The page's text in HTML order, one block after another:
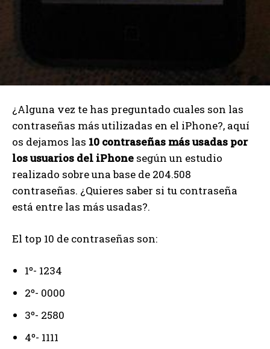
¿Alguna vez te has preguntado cuales son las
contraseñas más utilizadas en el iPhone?, aquí
os dejamos las 10 contraseñas más usadas por
los usuarios del iPhone según un estudio
realizado sobre una base de 204.508
contraseñas. ¿Quieres saber si tu contraseña
está entre las más usadas?.
El top 10 de contraseñas son:
1º- 1234
2º- 0000
3º- 2580
4º- 1111